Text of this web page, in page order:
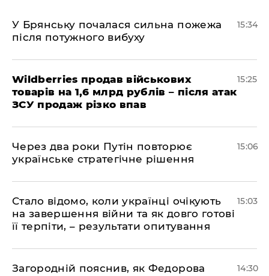
У Брянську почалася сильна пожежа
після потужного вибуху
15:34
Wildberries продав військових
товарів на 1,6 млрд рублів – після атак
ЗСУ продаж різко впав
15:25
Через два роки Путін повторює
українське стратегічне рішення
15:06
Стало відомо, коли українці очікують
на завершення війни та як довго готові
її терпіти, – результати опитування
15:03
Загородній пояснив, як Федорова
14:30